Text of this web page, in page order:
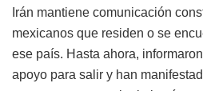
Irán mantiene comunicación
mexicanos que residen o se
ese país. Hasta ahora,
apoyo para salir y han